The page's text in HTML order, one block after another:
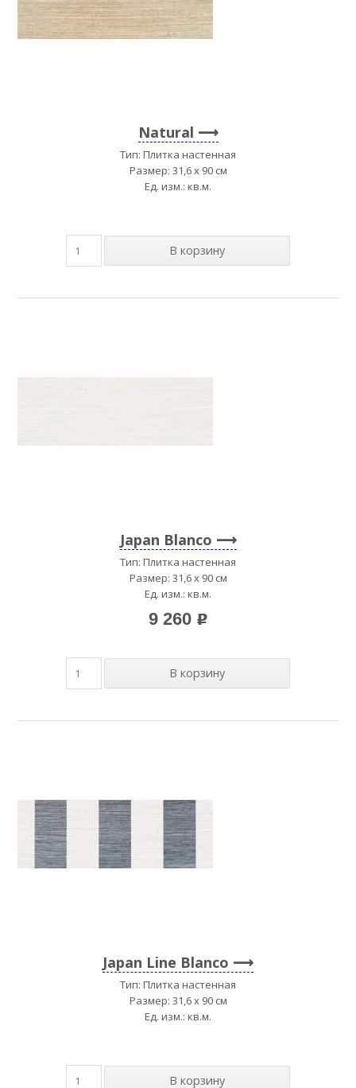
Natural
Тип: Плитка настенная
Размер: 31,6 x 90 см
Ед. изм.: кв.м.
Japan Blanco
Тип: Плитка настенная
Размер: 31,6 x 90 см
Ед. изм.: кв.м.
9 260 p
Japan Line Blanco
Тип: Плитка настенная
Размер: 31,6 x 90 см
Ед. изм.: кв.м.